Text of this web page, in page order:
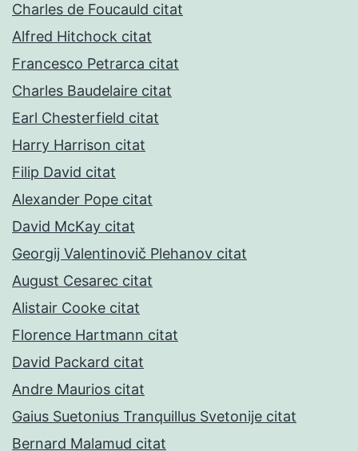
Charles de Foucauld citat
Alfred Hitchock citat
Francesco Petrarca citat
Charles Baudelaire citat
Earl Chesterfield citat
Harry Harrison citat
Filip David citat
Alexander Pope citat
David McKay citat
Georgij Valentinovič Plehanov citat
August Cesarec citat
Alistair Cooke citat
Florence Hartmann citat
David Packard citat
Andre Maurios citat
Gaius Suetonius Tranquillus Svetonije citat
Bernard Malamud citat